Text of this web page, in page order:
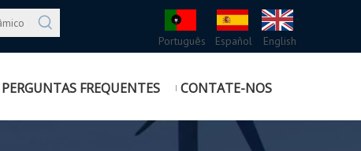
Português Español English
PERGUNTAS FREQUENTES CONTATE-NOS